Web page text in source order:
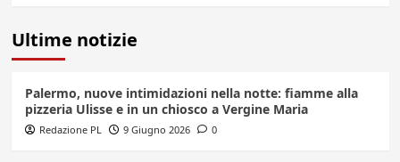
Ultime notizie
Palermo, nuove intimidazioni nella notte: fiamme alla
pizzeria Ulisse e in un chiosco a Vergine Maria
Redazione PL 9 Giugno 2026 0